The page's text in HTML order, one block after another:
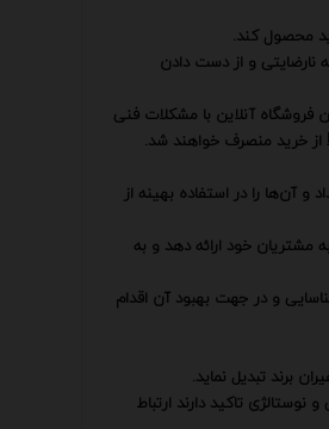
محصول کند.
نارضایتی و از دست دادن
فروشگاه آنلاین با مشکلات فنی
از خرید منصرف خواهند شد.
و آن‌ها را در استفاده بهینه از
مشتریان خود ارائه دهد و به
و در جهت بهبود آن اقدام
برند تبدیل نماید.
تاکید دارند ارتباط